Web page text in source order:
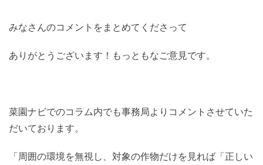
みなさんのコメントをまとめてくださって
ありがとうございます！もっともなご意見です。
菜園ナビでのコラム内でも事務局よりコメントさせていた
だいております。
「周囲の環境を無視し、対象の作物だけを見れば「正しい